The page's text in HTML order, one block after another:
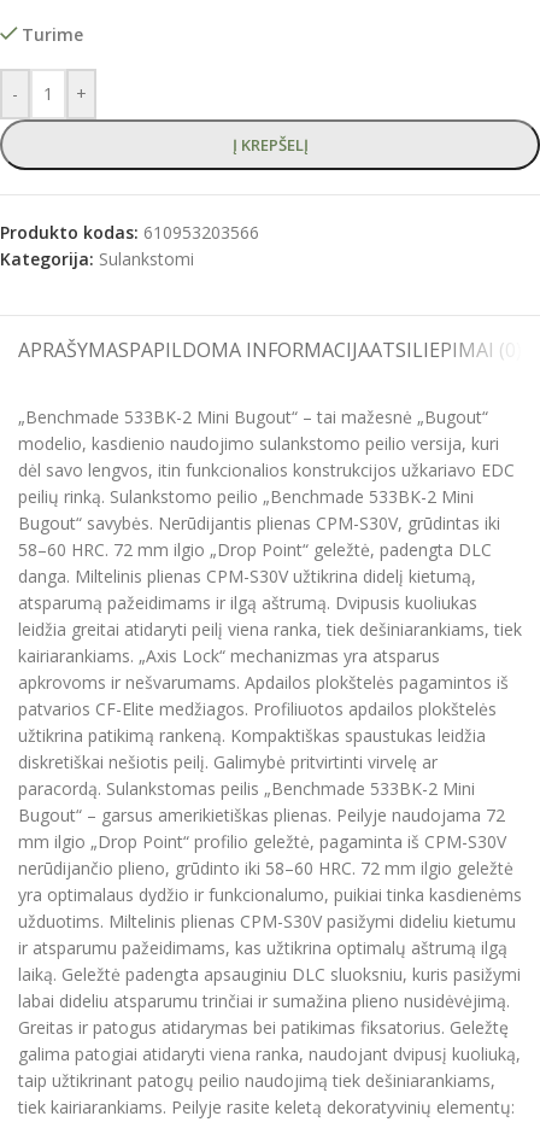
Turime
- +
Į KREPŠELĮ
Produkto kodas: 610953203566
Kategorija: Sulankstomi
APRAŠYMASPAPILDOMA INFORMACIJAATSILIEPIMAI (0)
„Benchmade 533BK-2 Mini Bugout“ – tai mažesnė „Bugout“
modelio, kasdienio naudojimo sulankstomo peilio versija, kuri
dėl savo lengvos, itin funkcionalios konstrukcijos užkariavo EDC
peilių rinką. Sulankstomo peilio „Benchmade 533BK-2 Mini
Bugout“ savybės. Nerūdijantis plienas CPM-S30V, grūdintas iki
58–60 HRC. 72 mm ilgio „Drop Point“ geležtė, padengta DLC
danga. Miltelinis plienas CPM-S30V užtikrina didelį kietumą,
atsparumą pažeidimams ir ilgą aštrumą. Dvipusis kuoliukas
leidžia greitai atidaryti peilį viena ranka, tiek dešiniarankiams, tiek
kairiarankiams. „Axis Lock“ mechanizmas yra atsparus
apkrovoms ir nešvarumams. Apdailos plokštelės pagamintos iš
patvarios CF-Elite medžiagos. Profiliuotos apdailos plokštelės
užtikrina patikimą rankeną. Kompaktiškas spaustukas leidžia
diskretiškai nešiotis peilį. Galimybė pritvirtinti virvelę ar
paracordą. Sulankstomas peilis „Benchmade 533BK-2 Mini
Bugout“ – garsus amerikietiškas plienas. Peilyje naudojama 72
mm ilgio „Drop Point“ profilio geležtė, pagaminta iš CPM-S30V
nerūdijančio plieno, grūdinto iki 58–60 HRC. 72 mm ilgio geležtė
yra optimalaus dydžio ir funkcionalumo, puikiai tinka kasdienėms
užduotims. Miltelinis plienas CPM-S30V pasižymi dideliu kietumu
ir atsparumu pažeidimams, kas užtikrina optimalų aštrumą ilgą
laiką. Geležtė padengta apsauginiu DLC sluoksniu, kuris pasižymi
labai dideliu atsparumu trinčiai ir sumažina plieno nusidėvėjimą.
Greitas ir patogus atidarymas bei patikimas fiksatorius. Geležtę
galima patogiai atidaryti viena ranka, naudojant dvipusį kuoliuką,
taip užtikrinant patogų peilio naudojimą tiek dešiniarankiams,
tiek kairiarankiams. Peilyje rasite keletą dekoratyvinių elementų: